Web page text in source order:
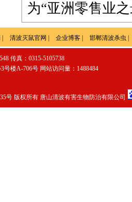
为“亚洲零售业
清波灭鼠官网 企业博客 邯郸清波杀虫
传真：0315-5105738
楼A-706号 网站访问量：1488484
号 版权所有 唐山清波有害生物防治有限公司